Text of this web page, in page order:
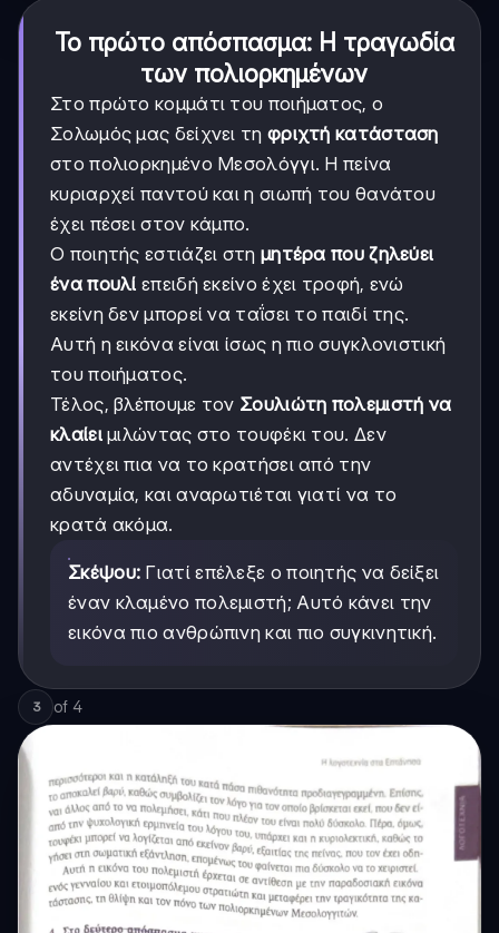
Το πρώτο απόσπασμα: Η τραγωδία
των πολιορκημένων
Στο πρώτο κομμάτι του ποιήματος, ο
Σολωμός μας δείχνει τη φριχτή κατάσταση
στο πολιορκημένο Μεσολόγγι. Η πείνα
κυριαρχεί παντού και η σιωπή του θανάτου
έχει πέσει στον κάμπο.
Ο ποιητής εστιάζει στη μητέρα που ζηλεύει
ένα πουλί επειδή εκείνο έχει τροφή, ενώ
εκείνη δεν μπορεί να ταΐσει το παιδί της.
Αυτή η εικόνα είναι ίσως η πιο συγκλονιστική
του ποιήματος.
Τέλος, βλέπουμε τον Σουλιώτη πολεμιστή να
κλαίειμιλώντας στο τουφέκι του. Δεν
αντέχει πια να το κρατήσει από την
αδυναμία, και αναρωτιέται γιατί να το
κρατά ακόμα.
Σκέψου: Γιατί επέλεξε ο ποιητής να δείξει
έναν κλαμένο πολεμιστή; Αυτό κάνει την
εικόνα πιο ανθρώπινη και πιο συγκινητική.
3 of 4